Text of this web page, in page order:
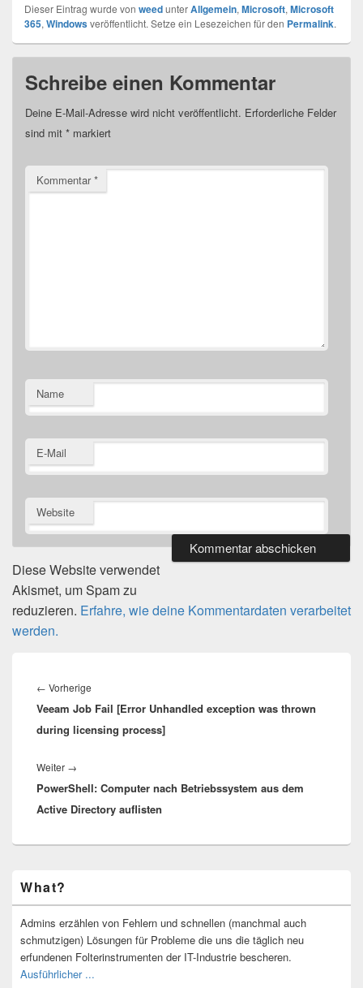
Dieser Eintrag wurde von weedunterAllgemein, Microsoft, Microsoft
365, Windowsveröffentlicht. Setze ein Lesezeichen für den Permalink.
Schreibe einen Kommentar
Deine E-Mail-Adresse wird nicht veröffentlicht. Erforderliche Felder
sind mit * markiert
Kommentar*
Name
E-Mail
Website
Diese Website verwendet
Akismet, um Spam zu
reduzieren. Erfahre, wie deine Kommentardaten verarbeitet
werden.
← Vorherige
Beitrag:
Veeam Job Fail [Error Unhandled exception was thrown
during licensing process]
Weiter →
Beitrag:
PowerShell: Computer nach Betriebssystem aus dem
Active Directory auflisten
Seitenleisten-
Widgetbereich
What?
Admins erzählen von Fehlern und schnellen (manchmal auch
schmutzigen) Lösungen für Probleme die uns die täglich neu
erfundenen Folterinstrumenten der IT-Industrie bescheren.
Ausführlicher ...